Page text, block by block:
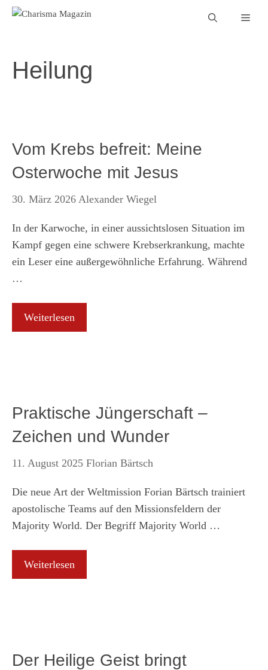
Zum
Heilung
Vom Krebs befreit: Meine
Osterwoche mit Jesus
30. März 2026 Alexander Wiegel
In der Karwoche, in einer aussichtslosen Situation im
Kampf gegen eine schwere Krebserkrankung, machte
ein Leser eine außergewöhnliche Erfahrung. Während
…
Weiterlesen
Praktische Jüngerschaft –
Zeichen und Wunder
11. August 2025 Florian Bärtsch
Die neue Art der Weltmission Forian Bärtsch trainiert
apostolische Teams auf den Missionsfeldern der
Majority World. Der Begriff Majority World …
Weiterlesen
Der Heilige Geist bringt